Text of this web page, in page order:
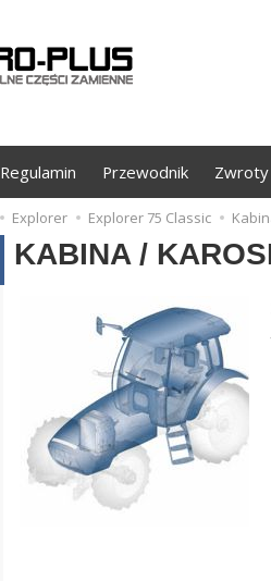
Regulamin Przewodnik
Explorer Explorer 75 Classic
KABINA /